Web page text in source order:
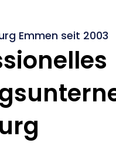
Emmen seit 2003